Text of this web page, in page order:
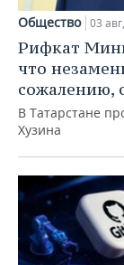
Общество 03
Рифкат
что
сожалению,
В Татарстане
Хузина